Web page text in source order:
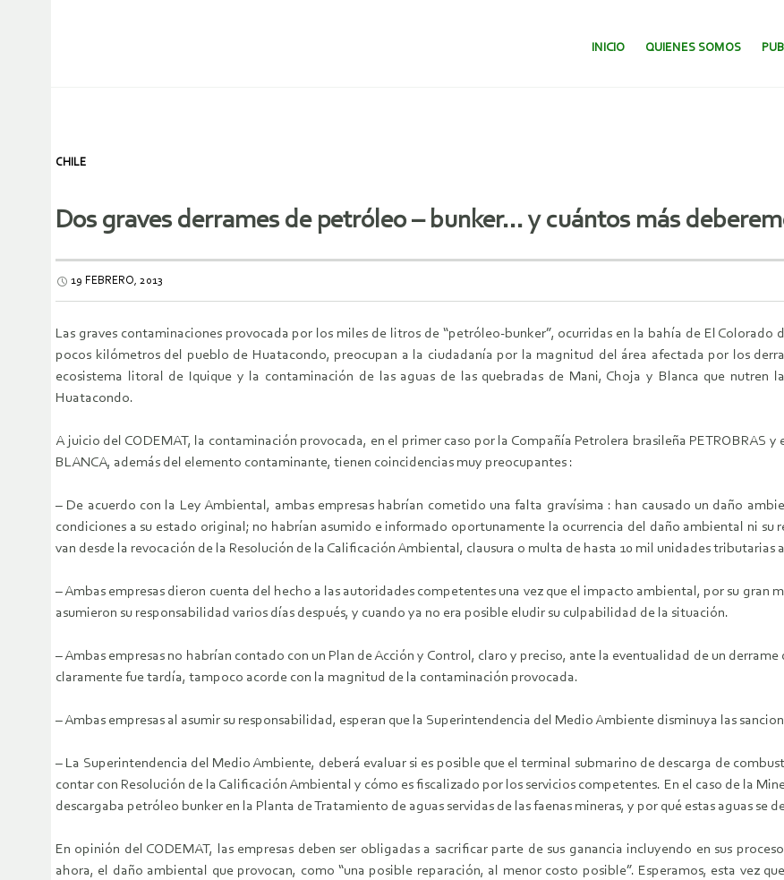
SALTAR AL CONTENIDO.
INICIO QUIENES SOMOS
CHILE
Dos graves derrames de petróleo – bunker… y cuántos más
19 FEBRERO, 2013
Las graves contaminaciones provocada por los miles de litros de “petróleo-bunker”, ocurridas en la bahía de El Colorado
pocos kilómetros del pueblo de Huatacondo, preocupan a la ciudadanía por la magnitud del área afectada por los
ecosistema litoral de Iquique y la contaminación de las aguas de las quebradas de Mani, Choja y Blanca que
Huatacondo.
A juicio del CODEMAT, la contaminación provocada, en el primer caso por la Compañía Petrolera brasileña PETROBRAS
BLANCA, además del elemento contaminante, tienen coincidencias muy preocupantes :
– De acuerdo con la Ley Ambiental, ambas empresas habrían cometido una falta gravísima : han causado un daño
condiciones a su estado original; no habrían asumido e informado oportunamente la ocurrencia del daño ambiental ni su
van desde la revocación de la Resolución de la Calificación Ambiental, clausura o multa de hasta 10 mil unidades tributarias
– Ambas empresas dieron cuenta del hecho a las autoridades competentes una vez que el impacto ambiental, por su
asumieron su responsabilidad varios días después, y cuando ya no era posible eludir su culpabilidad de la situación.
– Ambas empresas no habrían contado con un Plan de Acción y Control, claro y preciso, ante la eventualidad de un
claramente fue tardía, tampoco acorde con la magnitud de la contaminación provocada.
– Ambas empresas al asumir su responsabilidad, esperan que la Superintendencia del Medio Ambiente disminuya las
– La Superintendencia del Medio Ambiente, deberá evaluar si es posible que el terminal submarino de descarga de
contar con Resolución de la Calificación Ambiental y cómo es fiscalizado por los servicios competentes. En el caso de la
descargaba petróleo bunker en la Planta de Tratamiento de aguas servidas de las faenas mineras, y por qué estas aguas se
En opinión del CODEMAT, las empresas deben ser obligadas a sacrificar parte de sus ganancia incluyendo en sus
ahora, el daño ambiental que provocan, como “una posible reparación, al menor costo posible”. Esperamos, esta vez